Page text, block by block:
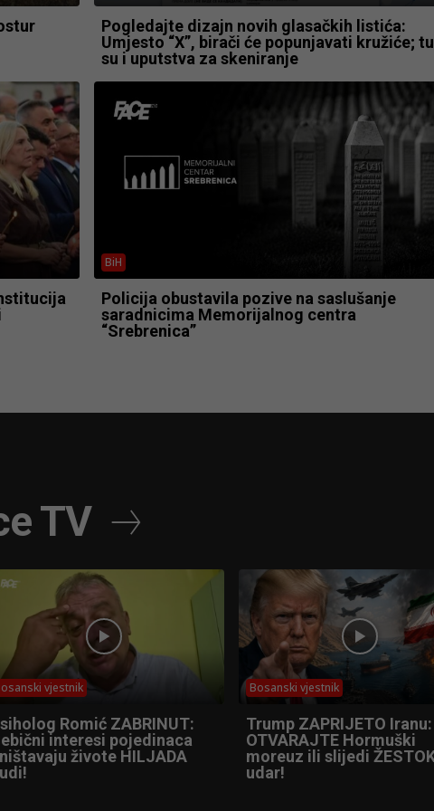
Pogledajte dizajn novih glasačkih listića:
Umjesto “X”, birači će popunjavati kružiće; tu
su i uputstva za skeniranje
BiH
Policija obustavila pozive na saslušanje
saradnicima Memorijalnog centra
“Srebrenica”
TV
vjestnik
Romić ZABRINUT:
interesi pojedinaca
živote HILJADA
Bosanski vjestnik
Trump ZAPRIJETO Iranu:
OTVARAJTE Hormuški
moreuz ili slijedi
udar!